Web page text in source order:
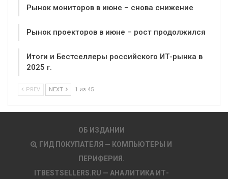
Рынок мониторов в июне – снова снижение
Рынок проекторов в июне – рост продолжился
Итоги и Бестселлеры российского ИТ-рынка в
2025 г.
PREV NEXT 1 из 45
ОБ ИЗДАНИИ
ГИД ПОКУПАТЕЛЯ — КОМПЬЮТЕРЫ И
ПЕРИФЕРИЯ.
ITBESTSELLERS.RU — АНАЛИТИКА ИТ-